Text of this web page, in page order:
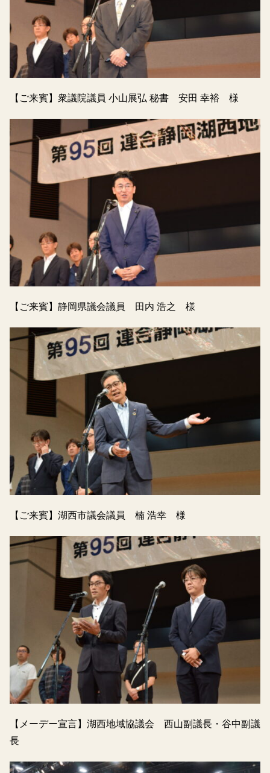
【ご来賓】衆議院議員 小山展弘 秘書 安田 幸裕 様
【ご来賓】静岡県議会議員 田内 浩之 様
【ご来賓】湖西市議会議員 楠 浩幸 様
【メーデー宣言】湖西地域協議会 西山副議長・谷中副議
長